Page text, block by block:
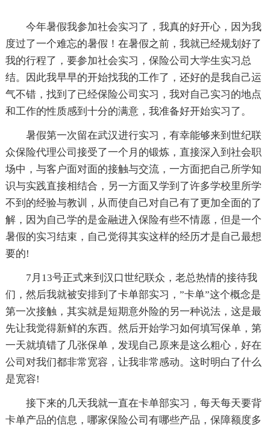
今年暑假我参加社会实习了，我真的好开心，因为我
度过了一个难忘的暑假！在暑假之前，我就已经规划好了
我的行程了，要参加社会实习，保险公司大学生实习总
结。因此我早早的开始找我的工作了，还好的是我自己运
气不错，找到了已经保险公司实习，我对自己实习的地点
和工作的性质感到十分的满意，我准备好开始实习了。
暑假第一次留在武汉进行实习，有幸能够来到世纪联
众保险代理公司接受了一个月的锻炼，直接深入到社会职
场中，与客户面对面的接触与交流，一方面把自己所学知
识与实践直接相结合，另一方面又学到了许多学校里所学
不到的经验与教训，从而使自己对自己有了更加全面的了
解，因为自己学的是金融进入保险有些不情愿，但是一个
暑假的实习结束，自己觉得其实这样的经历才是自己最想
要的!
7月13号正式来到汉口世纪联众，老总热情的接待我
们，然后我就被安排到了卡单部实习，”卡单”这个概念是
第一次接触，其实就是短期意外险的另一种说法，这是最
先让我觉得新鲜的东西。然后开始学习如何填写保单，第
一天就填错了几张保单，发现自己原来是这么粗心，好在
公司对我们都非常宽容，让我非常感动。这时明白了什么
是宽容!
接下来的几天我就一直在卡单部实习，每天每天要背
卡单产品的信息，哪家保险公司有哪些产品，保障额度多